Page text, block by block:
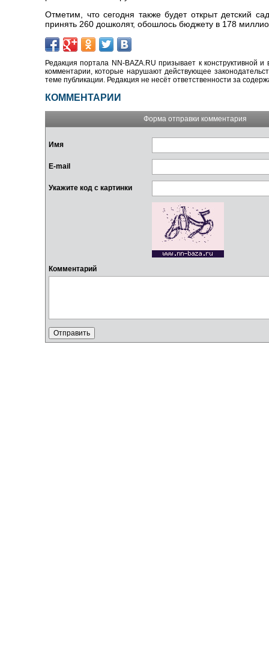
Отметим, что сегодня также будет открыт детский
принять 260 дошколят, обошлось бюджету в 178
Редакция портала NN-BAZA.RU призывает к конструктивной
комментарии, которые нарушают действующее
теме публикации. Редакция не несёт ответственности за
КОММЕНТАРИИ
Форма отправки комментария
Имя
E-mail
Укажите код с картинки
Комментарий